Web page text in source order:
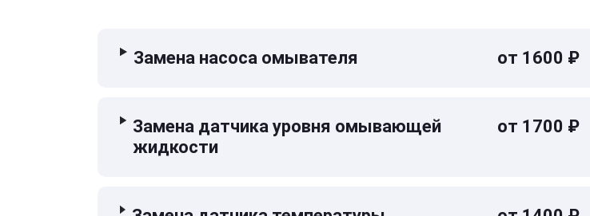
Замена насоса омывателя от 1600 ₽
Замена датчика уровня омывающей
жидкости
от 1700 ₽